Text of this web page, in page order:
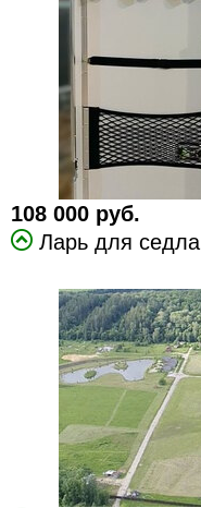
108 000 руб.
Ларь для седла